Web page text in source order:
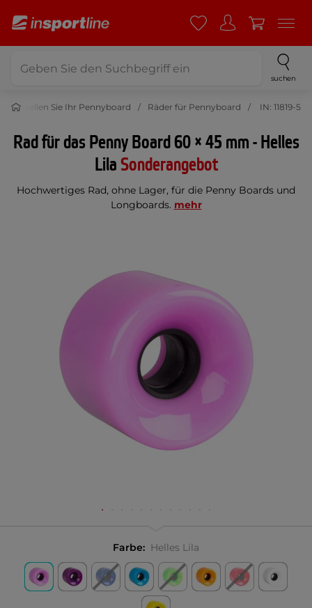
suchen
Erstellen Sie Ihr Pennyboard Räder für Pennyboard IN: 11819-5
Rad für das Penny Board 60 × 45 mm - Helles
LilaSonderangebot
Hochwertiges Rad, ohne Lager, für die Penny Boards und
Longboards. mehr
Farbe: Helles Lila